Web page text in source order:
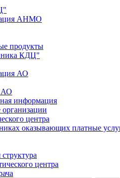
АНМО
продукты
КДЦ"
АО
АО
информация
центра
оказывающих платные
центра